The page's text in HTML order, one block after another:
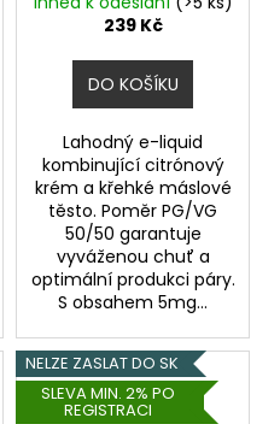
239 Kč
DO KOŠÍKU
Lahodný e-liquid
kombinující citrónový
krém a křehké máslové
těsto. Poměr PG/VG
50/50 garantuje
vyváženou chuť a
optimální produkci páry.
S obsahem 5mg...
NELZE ZASLAT DO SK
SLEVA MIN. 2% PO
REGISTRACI